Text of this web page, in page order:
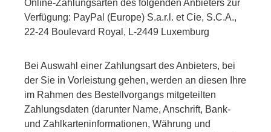
Online-Zahlungsarten des folgenden Anbieters zur
Verfügung: PayPal (Europe) S.a.r.l. et Cie, S.C.A.,
22-24 Boulevard Royal, L-2449 Luxemburg
Bei Auswahl einer Zahlungsart des Anbieters, bei
der Sie in Vorleistung gehen, werden an diesen Ihre
im Rahmen des Bestellvorgangs mitgeteilten
Zahlungsdaten (darunter Name, Anschrift, Bank-
und Zahlkarteninformationen, Währung und